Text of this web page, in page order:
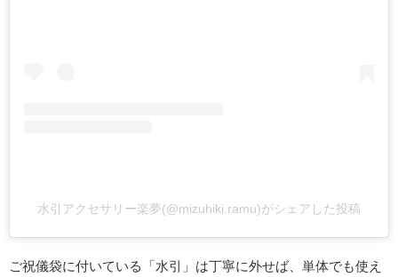
水引アクセサリー楽夢(@mizuhiki.ramu)がシェアした投稿
ご祝儀袋に付いている「水引」は丁寧に外せば、単体でも使え